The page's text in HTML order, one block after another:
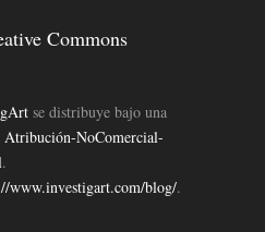
Commons
se distribuye bajo una
Atribución-NoComercial-
.
www.investigart.com/blog/.